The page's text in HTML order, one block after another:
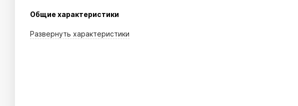
Общие характеристики
Развернуть характеристики